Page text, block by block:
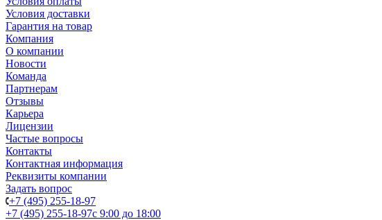
Условия доставки
Гарантия на товар
Компания
О компании
Новости
Команда
Партнерам
Отзывы
Карьера
Лицензии
Частые вопросы
Контакты
Контактная информация
Реквизиты компании
Задать вопрос
+7 (495) 255-18-97
+7 (495) 255-18-97с 9:00 до 18:00